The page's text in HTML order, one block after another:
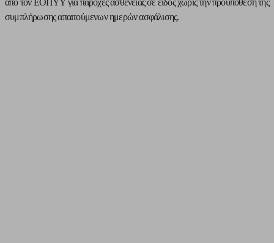
από τον ΕΟΠΥΥ για παροχές ασθένειας σε είδος χωρίς την προϋπόθεση της
συμπλήρωσης απαιτούμενων ημερών ασφάλισης.